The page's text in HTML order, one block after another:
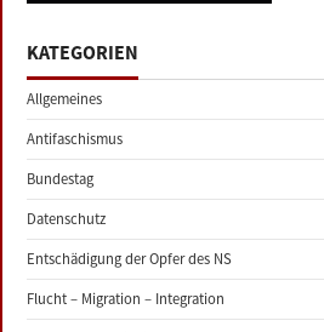
KATEGORIEN
Allgemeines
Antifaschismus
Bundestag
Datenschutz
Entschädigung der Opfer des NS
Flucht – Migration – Integration